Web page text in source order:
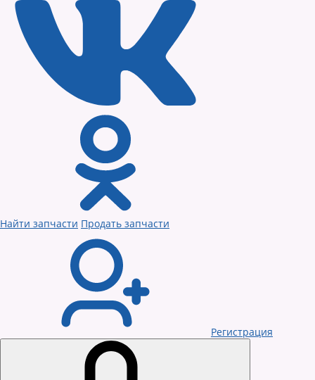
Найти запчасти Продать запчасти
Регистрация